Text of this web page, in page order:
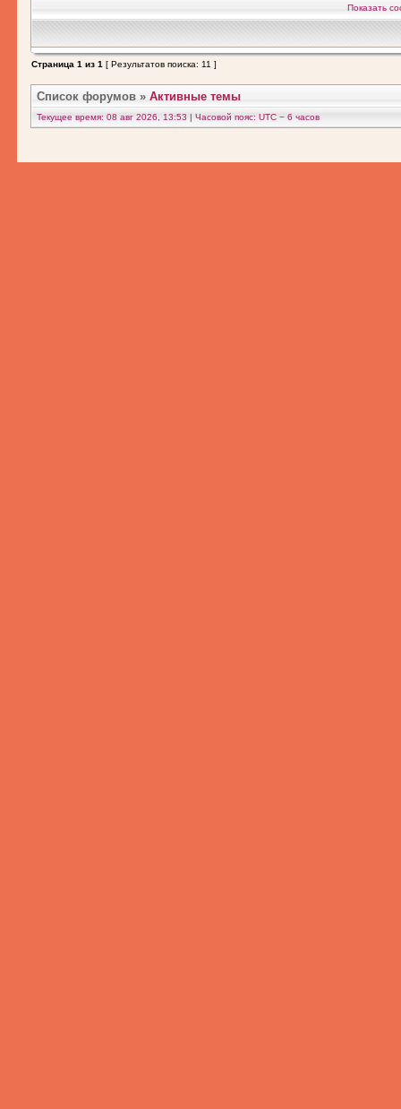
Показать
Страница 1 из 1 [ Результатов поиска: 11 ]
Список форумов » Активные темы
Текущее время: 08 авг 2026, 13:53 | Часовой пояс: UTC − 6 часов